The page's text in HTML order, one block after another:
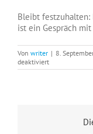
Bleibt festzuhalten:
ist ein Gespräch
Von writer | 8.
deaktiviertfür
Grünen-